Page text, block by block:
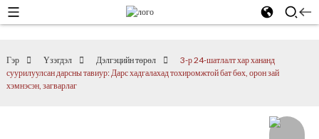
Гэр Үзэгдэл Дэлгэцийн төрөл
3-р 24-шатлалт хар хананд
суурилуулсан дарсны тавиур: Дарс хадгалахад тохиромжтой бат бөх, орон зай
хэмнэсэн, загварлаг